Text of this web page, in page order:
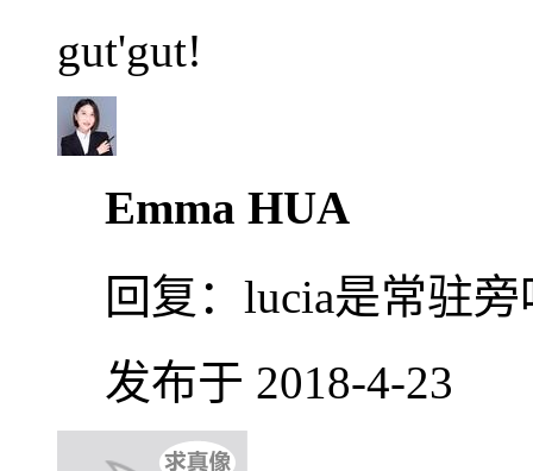
gut'gut!
Emma HUA
回复： lucia是常驻旁
发布于 2018-4-23